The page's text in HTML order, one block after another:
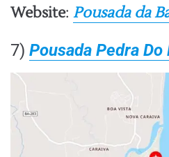
Website: Pousada da
7) Pousada Pedra Do